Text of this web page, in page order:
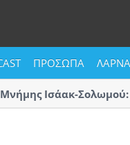
ΠΡΟΣΩΠΑ
Ισάακ-Σολωμού:
πορεία «με οδηγό